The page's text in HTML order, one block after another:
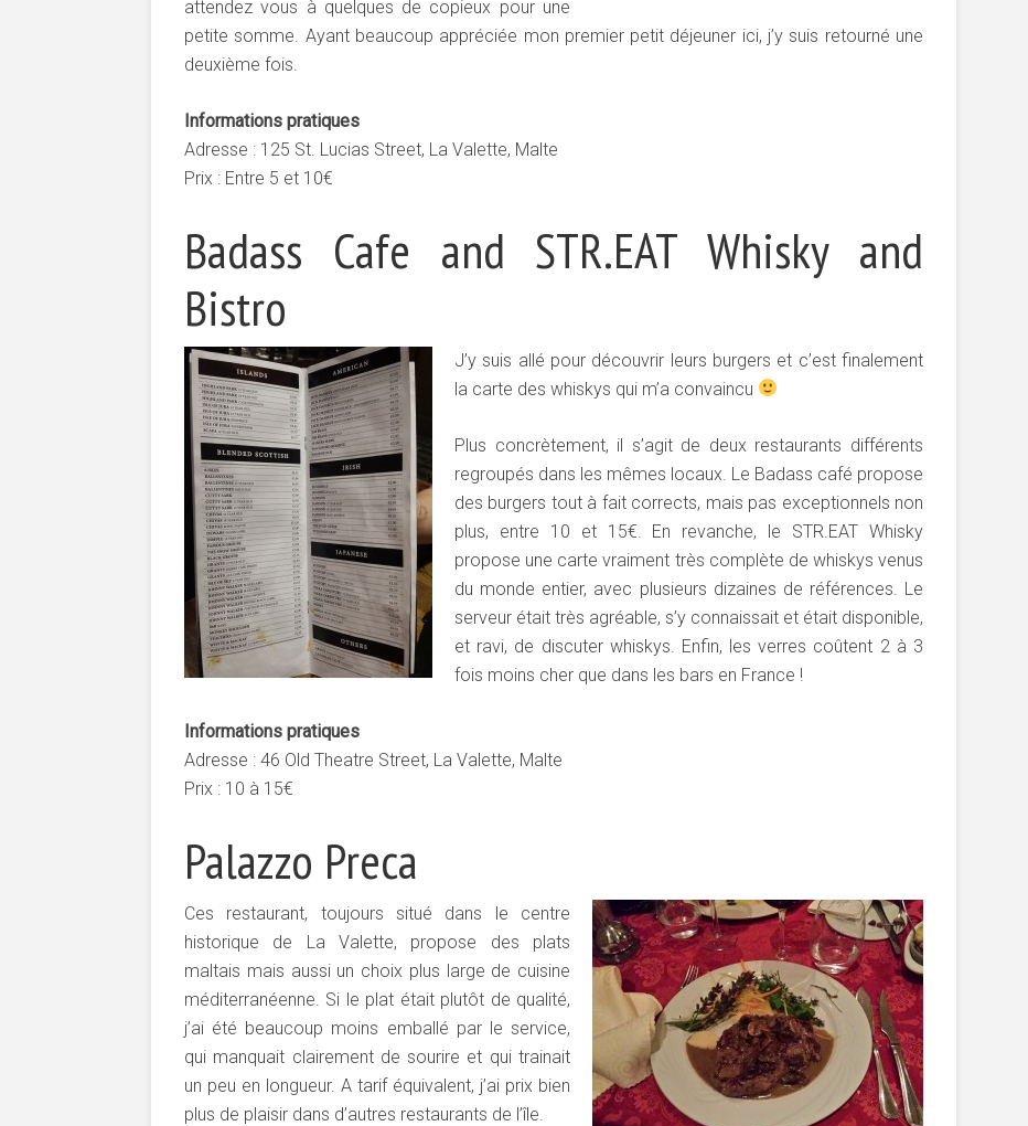
attendez vous à quelques de copieux pour une
petite somme. Ayant beaucoup appréciée mon premier petit déjeuner ici, j’y suis retourné une
deuxième fois.
Informations pratiques
Adresse : 125 St. Lucias Street, La Valette, Malte
Prix : Entre 5 et 10€
Badass Cafe and STR.EAT Whisky and
Bistro
J’y suis allé pour découvrir leurs burgers et c’est finalement
la carte des whiskys qui m’a convaincu
Plus concrètement, il s’agit de deux restaurants différents
regroupés dans les mêmes locaux. Le Badass café propose
des burgers tout à fait corrects, mais pas exceptionnels non
plus, entre 10 et 15€. En revanche, le STR.EAT Whisky
propose une carte vraiment très complète de whiskys venus
du monde entier, avec plusieurs dizaines de références. Le
serveur était très agréable, s’y connaissait et était disponible,
et ravi, de discuter whiskys. Enfin, les verres coûtent 2 à 3
fois moins cher que dans les bars en France !
Informations pratiques
Adresse : 46 Old Theatre Street, La Valette, Malte
Prix : 10 à 15€
Palazzo Preca
Ces restaurant, toujours situé dans le centre
historique de La Valette, propose des plats
maltais mais aussi un choix plus large de cuisine
méditerranéenne. Si le plat était plutôt de qualité,
j’ai été beaucoup moins emballé par le service,
qui manquait clairement de sourire et qui trainait
un peu en longueur. A tarif équivalent, j’ai prix bien
plus de plaisir dans d’autres restaurants de l’île.